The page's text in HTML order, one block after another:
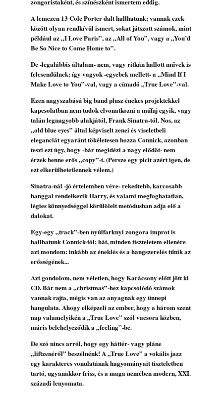
2026. augusztus 01.
2026-os jazzfesztiválok, amelyekről én is
tudok… 18. rész: Zempléni Fesztivál
(Sátoraljaújhely – 2026. augusztus 13-23.)
Jazz-rock albumok 1986-ból - John Scofield
„Still Warm”
2026. augusztus 01.
Ma 40 éves Gyarmati Gábor és 54 éves
Florian Ross
2026. augusztus 01.
Vér, tornádó és jazz – megjelent a Daveform
Quintet és Kurt Rosenwinkel közös
lemezének új előfutára, a Sharknado
2026. július 31.
A Grencsoport Lewis Jordan-nel a
Meseházban
2026. július 31.
gyermekeik – 42. rész: Vörös László +
Vörösné Strausz Eszter + Vörös Bence
2026. július 30.
Szabolcs
2026. július 25.
Eged Márton: Old Songs
2026. július 25.
Zsári Tamás: Found and Lost
2026. július 24.
FREE JAZZ ALBUMS 2026 - 134. rész
2026. július 16.
A free jazz kiemelkedő alakjai - 79. rész:
A lemezen 13 Cole Porter dalt hallhatunk; vannak ezek
között olyan rendkívül ismert, sokat játszott számok, mint
például az „I Love Paris”, az „All of You”, vagy a „You’d
Be So Nice to Come Home to”.
De -legalábbis általam- nem, vagy ritkán hallott művek is
felcsendülnek; így vagyok -egyebek mellett- a „Mind If I
Make Love to You”-val, vagy a címadó „True Love”-val.
Ezen nagyszabású big band plusz énekes projektekkel
kapcsolatban nem tudok elvonatkozni a műfaj egyik, vagy
talán legnagyobb alakjától, Frank Sinatra-tól. Nos, az
„old blue eyes” által képviselt zenei és viseletbeli
eleganciát egyaránt tökéletesen hozza Connick, azonban
teszi ezt úgy, hogy -bár megidézi a nagy elődöt- nem
érzek benne erős „copy”-t. (Persze egy picit azért igen, de
ezt elkerülhetetlennek vélem.)
Sinatra-nál -jó értelemben véve- rekedtebb, karcosabb
hanggal rendelkezik Harry, és valami megfoghatatlan,
légies könnyedséggel körülölelt metódusban adja elő a
dalokat.
Egy-egy „track”-ben nyúlfarknyi zongora improt is
hallhatunk Connick-tól; hát, minden tiszteletem ellenére
azt mondom: inkább az éneklés és a hangszerelés tűnik az
erősségének...
Azt gondolom, nem véletlen, hogy Karácsony előtt jött ki
CD. Bár nem a „christmas”-hez kapcsolódó számok
vannak rajta, mégis van az anyagnak egy ünnepi
hangulata. Ahogy elképzeli az ember, hogy a három szent
nap valamelyikén a „True Love” szól vacsora közben,
máris belehelyeződik a „feeling”-be.
De szó nincs arról, hogy egy háttér- vagy pláne
„liftzenéről” beszélnénk! A „True Love” a vokális jazz
egy karakteres vonulatának hagyományait tiszteletben
tartó, ugyanakkor friss, és a maga nemében modern, XXI.
századi lenyomata.